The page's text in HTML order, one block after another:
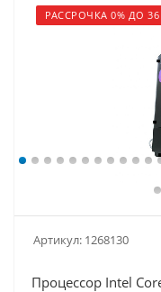
РАССРОЧКА 0% ДО
Артикул: 1268130
Процессор Intel